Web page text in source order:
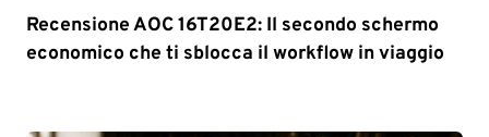
Recensione AOC 16T20E2: Il secondo schermo
economico che ti sblocca il workflow in viaggio